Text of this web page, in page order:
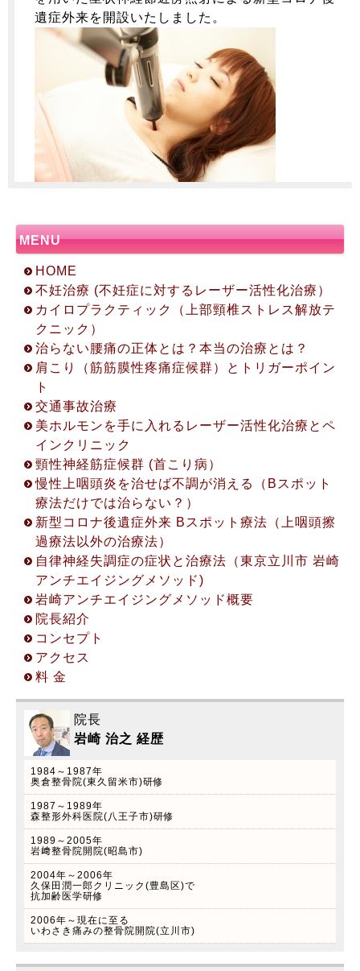
遺症外来を開設いたしました。
2022.8.19
初回限定！「電話相談・オンラインカウンセリン
グ」開設について
初回限定！「電話相談・オンラインカウンセリン
グ」開設について ◎アクセス方法 ※(①〜③から1
つお選び下さい。) ① 電話相談 (30分無料) ②
ZOOMカウンセリング (45分無料) ③ LINEビデオ
通話カウンセリング (45分無料) ◎お申込み方法
① 立川院予約受付 042-529-5123 ※受付時間
10:00〜17:00 (火曜日を除く平日のみ対応) ②
お問い合わせフォームからのご予約
2022.2.7
自律神経美容術(フェイステクニック)のご案内
院長岩崎治之は以前美容外科トータルビューティ
ーラボ久保田潤一郎クリニック(東池袋)カイロプ
ラクティック外来開設していた経験をもとに、こ
の度本年4月から自律神経美容術(フェイステクニ
ック)スタート致します！ ※当院はペイペイ、
LINEペイを導入しています！是非この機会にご利
用下さい。
MENU
HOME
不妊治療 (不妊症に対するレーザー活性化治療）
カイロプラクティック（上部頸椎ストレス解放テ
クニック）
治らない腰痛の正体とは？本当の治療とは？
肩こり（筋筋膜性疼痛症候群）とトリガーポイン
ト
交通事故治療
美ホルモンを手に入れるレーザー活性化治療とペ
インクリニック
頸性神経筋症候群 (首こり病）
慢性上咽頭炎を治せば不調が消える（Bスポット
療法だけでは治らない？）
新型コロナ後遺症外来 Bスポット療法（上咽頭擦
過療法以外の治療法）
自律神経失調症の症状と治療法（東京立川市 岩崎
アンチエイジングメソッド)
岩崎アンチエイジングメソッド概要
院長紹介
コンセプト
アクセス
料 金
院長
岩崎 治之 経歴
1984～1987年
奥倉整骨院(東久留米市)研修
1987～1989年
森整形外科医院(八王子市)研修
1989～2005年
岩﨑整骨院開院(昭島市)
2004年～2006年
久保田潤一郎クリニック(豊島区)で
抗加齢医学研修
2006年～現在に至る
いわさき痛みの整骨院開院(立川市)